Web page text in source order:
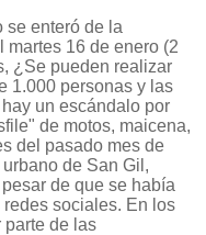
se enteró de la
16 de enero (2
¿Se pueden realizar
1.000 personas y las
un escándalo por
de motos, maicena,
del pasado mes de
de San Gil,
de que se había
sociales. En los
de las